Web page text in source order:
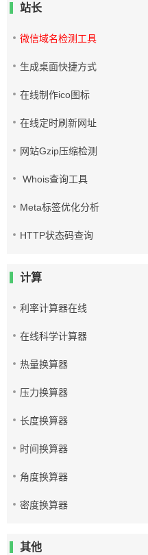
站长
微信域名检测工具
生成桌面快捷方式
在线制作ico图标
在线定时刷新网址
网站Gzip压缩检测
Whois查询工具
Meta标签优化分析
HTTP状态码查询
计算
利率计算器在线
在线科学计算器
热量换算器
压力换算器
长度换算器
时间换算器
角度换算器
密度换算器
其他